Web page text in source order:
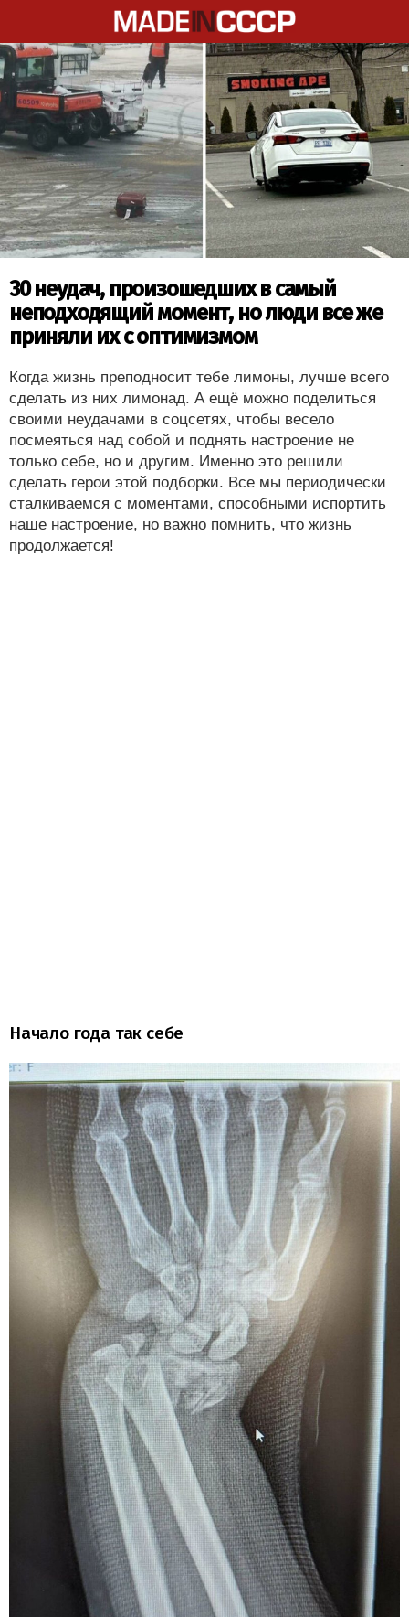
30 неудач, произошедших в самый
неподходящий момент, но люди все же
приняли их с оптимизмом
Когда жизнь преподносит тебе лимоны, лучше всего
сделать из них лимонад. А ещё можно поделиться
своими неудачами в соцсетях, чтобы весело
посмеяться над собой и поднять настроение не
только себе, но и другим. Именно это решили
сделать герои этой подборки. Все мы периодически
сталкиваемся с моментами, способными испортить
наше настроение, но важно помнить, что жизнь
продолжается!
Начало года так себе